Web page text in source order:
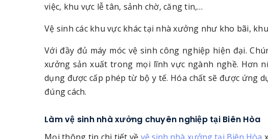
việc, khu vực lễ tân, sảnh chờ, căng tin,…
Vệ sinh các khu vực khác tại nhà xưởng như kho bãi,
Với đầy đủ máy móc vệ sinh công nghiệp hiện đại.
xưởng sản xuất trong mọi lĩnh vực ngành nghề. Hơn
dụng được cấp phép từ bộ y tế. Hóa chất sẽ được ứng
đúng cách.
Làm vệ sinh nhà xưởng chuyên nghiệp tại Biên Hòa